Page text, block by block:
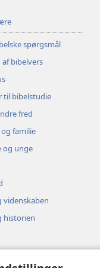
spørgsmål
bibelvers
til bibelstudie
fred
familie
og unge
videnskaben
historien